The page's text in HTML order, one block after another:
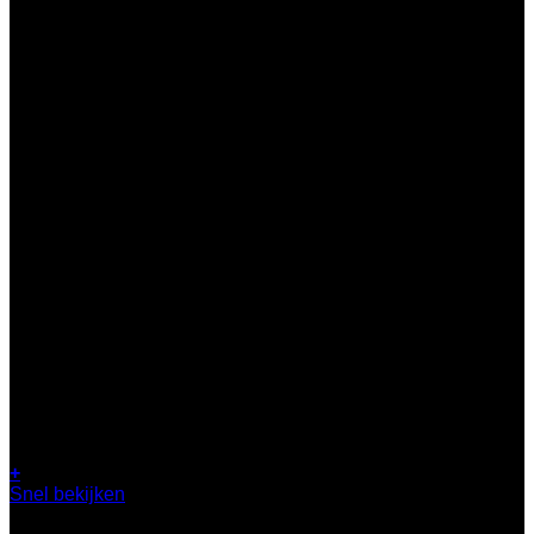
+
Dit
Snel bekijken